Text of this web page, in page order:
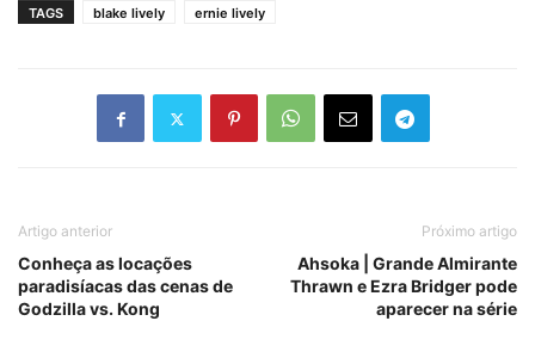
TAGS blake lively ernie lively
Artigo anterior
Conheça as locações
paradisíacas das cenas de
Godzilla vs. Kong
Próximo artigo
Ahsoka | Grande Almirante
Thrawn e Ezra Bridger pode
aparecer na série